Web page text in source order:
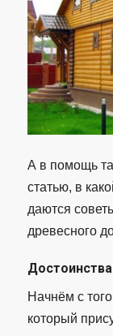
А в помощь
статью, в
даются
древесного
Начнём с
который